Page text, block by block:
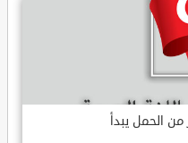
الحمل يبدأ